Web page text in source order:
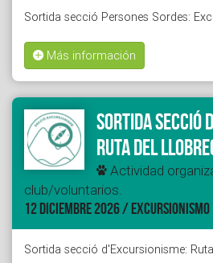
Sortida secció Persones Sordes:
Más información
Sortida secció
Ruta del
Actividad
club/voluntarios.
12 DICIEMBRE 2026 / EXCURSIONISMO
Sortida secció d'Excursionisme: